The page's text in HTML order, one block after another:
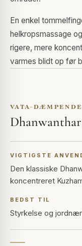
En enkel
helkropsmassage
rigere, mere
varmes blidt op før
VATA-DÆMPENDE
VIGTIGSTE
Den klassiske
koncentreret
BEDST TIL
Styrkelse og